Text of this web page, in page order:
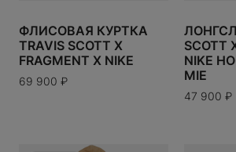
ФЛИСОВАЯ КУРТКА
TRAVIS SCOTT X
FRAGMENT X NIKE
69 900 ₽
SCOTT
NIKE
MIE
47 900 ₽
Забыли пароль?